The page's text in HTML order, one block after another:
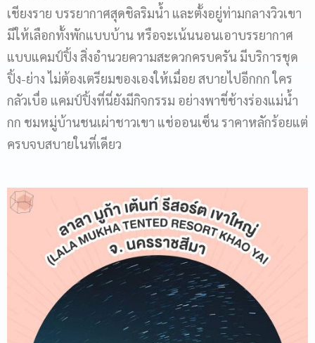
เชียงราย บรรยากาศสุดชิลริมน้ำ และตั้งอยู่ท่ามกลางวิวเขา
มีให้เลือกทั้งพักแบบบ้าน หรือจะเน้นนอนเอาบรรยากาศ
แบบแคมป์ปิ้ง สิ่งอำนวยความสะดวกครบครัน มีบริการชุด
ปิ้ง-ย่าง ไม่ต้องเตรียมของเองให้เมื่อย สบายไปอีกกก ใคร
กลัวเบื่อ แคมป์ปิ้งที่นี่ยังมีกิจกรรม อย่างพาขี่ช้างร่องแม่น้ำ
กก ชมหมู่บ้านชนเผ่าชาวเขา แช่ออนเซ็น ราคาหลักร้อยแต่
ครบจบสบายในที่เดียว